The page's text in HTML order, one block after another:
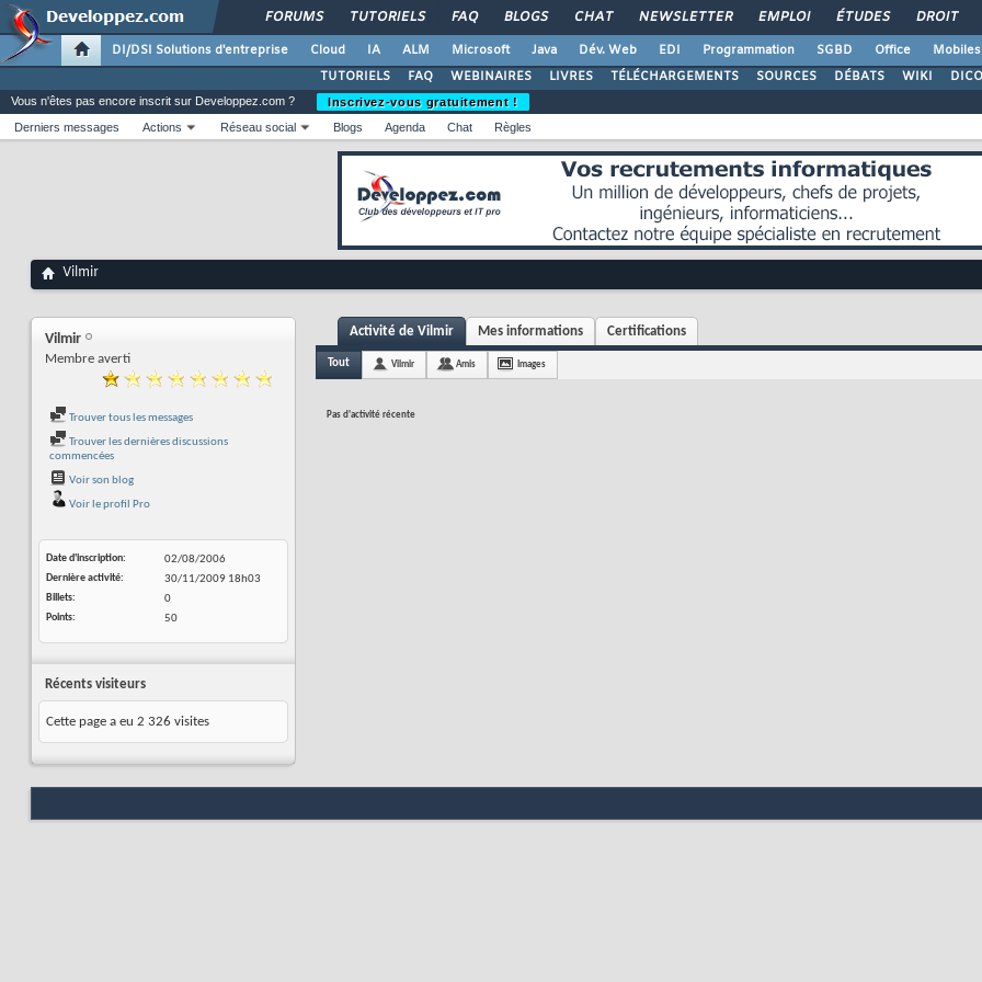
FORUMS TUTORIELS FAQ BLOGS CHAT NEWSLETTER EMPLOI ÉTUDES DROIT
DI/DSI Solutions d'entreprise Cloud IA ALM Microsoft Java Dév. Web EDI Programmation SGBD Office Mobiles
TUTORIELS
FAQ WEBINAIRES LIVRES TÉLÉCHARGEMENTS SOURCES DÉBATS WIKI DICO
Vous n'êtes pas encore inscrit sur Developpez.com ?
Inscrivez-vous gratuitement !
Derniers messages
Actions Réseau social Blogs Agenda Chat Règles
Vilmir
Vilmir
Membre averti
Trouver tous les messages
Trouver les dernières discussions
commencées
Voir son blog
Voir le profil Pro
Date d'inscription
02/08/2006
Dernière activité
30/11/2009 18h03
Billets
0
Points
50
Récents visiteurs
Cette page a eu 2 326 visites
Activité de Vilmir Mes informations Certifications
Tout Vilmir Amis Images
Pas d'activité récente